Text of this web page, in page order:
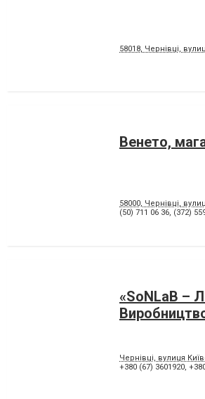
58018, Чернівці,
Венето,
58000, Чернівці,
(50) 711 06 36, (372)
«SoNLaB –
Чернівці, вулиця
+380 (67) 3601920,